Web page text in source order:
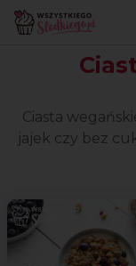
Strona główna
Ciasta
jajek czy bez